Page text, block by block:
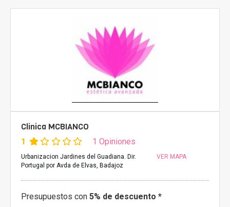
Clinica MCBIANCO
1 1 Opiniones
Urbanizacion Jardines del Guadiana. Dir.
Portugal por Avda de Elvas, Badajoz
VER MAPA
Presupuestos con 5% de descuento *